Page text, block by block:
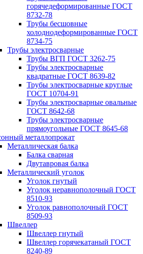
горячедеформированные ГОСТ
8732-78
Трубы бесшовные
холоднодеформированные ГОСТ
8734-75
Трубы электросварные
Трубы ВГП ГОСТ 3262-75
Трубы электросварные
квадратные ГОСТ 8639-82
Трубы электросварные круглые
ГОСТ 10704-91
Трубы электросварные овальные
ГОСТ 8642-68
Трубы электросварные
прямоугольные ГОСТ 8645-68
металлопрокат
Металлическая балка
Балка сварная
Двутавровая балка
Металлический уголок
Уголок гнутый
Уголок неравнополочный ГОСТ
8510-93
Уголок равнополочный ГОСТ
8509-93
Швеллер
Швеллер гнутый
Швеллер горячекатаный ГОСТ
8240-89